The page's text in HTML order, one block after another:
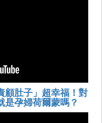
顧肚子」超幸福！對
是孕婦荷爾蒙嗎？